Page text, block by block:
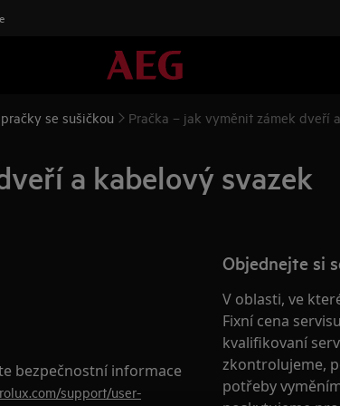
se sušičkou Pračka – jak vyměnit zámek dveří
a kabelový svazek
bezpečnostní informace
support/user-
Objednejte si
V oblasti, ve
Fixní cena
kvalifikovaní
zkontrolujeme,
potřeby